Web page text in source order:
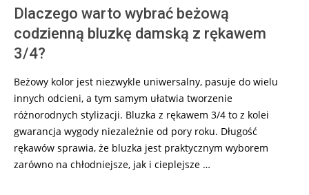
Dlaczego warto wybrać beżową
codzienną bluzkę damską z rękawem
3/4?
Beżowy kolor jest niezwykle uniwersalny, pasuje do wielu
innych odcieni, a tym samym ułatwia tworzenie
różnorodnych stylizacji. Bluzka z rękawem 3/4 to z kolei
gwarancja wygody niezależnie od pory roku. Długość
rękawów sprawia, że bluzka jest praktycznym wyborem
zarówno na chłodniejsze, jak i cieplejsze …